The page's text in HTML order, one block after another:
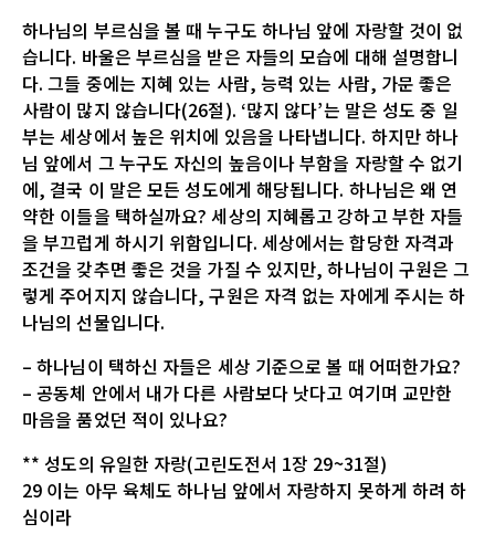
하나님의 부르심을 볼 때 누구도 하나님 앞에 자랑할 것이 없
습니다. 바울은 부르심을 받은 자들의 모습에 대해 설명합니
다. 그들 중에는 지혜 있는 사람, 능력 있는 사람, 가문 좋은
사람이 많지 않습니다(26절). ‘많지 않다’는 말은 성도 중 일
부는 세상에서 높은 위치에 있음을 나타냅니다. 하지만 하나
님 앞에서 그 누구도 자신의 높음이나 부함을 자랑할 수 없기
에, 결국 이 말은 모든 성도에게 해당됩니다. 하나님은 왜 연
약한 이들을 택하실까요? 세상의 지혜롭고 강하고 부한 자들
을 부끄럽게 하시기 위함입니다. 세상에서는 합당한 자격과
조건을 갖추면 좋은 것을 가질 수 있지만, 하나님이 구원은 그
렇게 주어지지 않습니다, 구원은 자격 없는 자에게 주시는 하
나님의 선물입니다.
– 하나님이 택하신 자들은 세상 기준으로 볼 때 어떠한가요?
– 공동체 안에서 내가 다른 사람보다 낫다고 여기며 교만한
마음을 품었던 적이 있나요?
** 성도의 유일한 자랑(고린도전서 1장 29~31절)
29 이는 아무 육체도 하나님 앞에서 자랑하지 못하게 하려 하
심이라